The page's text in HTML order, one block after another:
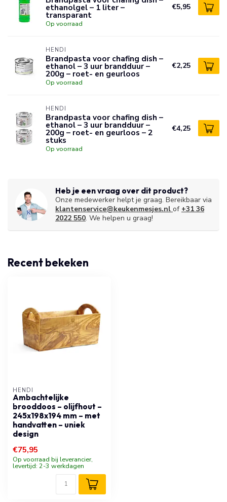
ethanolgel – 1 liter –
transparant
Op voorraad
€5,95
HENDI
Brandpasta voor chafing dish –
ethanol – 3 uur brandduur –
200g – roet- en geurloos
Op voorraad
€2,25
HENDI
Brandpasta voor chafing dish –
ethanol – 3 uur brandduur –
200g – roet- en geurloos – 2
stuks
Op voorraad
€4,25
Heb je een vraag over dit product?
Onze medewerker helpt je graag. Bereikbaar via
klantenservice@keukenmesjes.nl of +31 36
2022 550. We helpen u graag!
Recent bekeken
HENDI
Ambachtelijke
brooddoos – olijfhout –
245x198x194 mm – met
handvatten – uniek
design
€75,95
Op voorraad bij leverancier,
levertijd: 2-3 werkdagen